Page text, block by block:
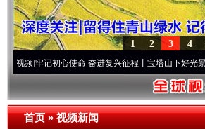
4
3
2
1
心使命 奋进复兴征程丨宝塔山下好光景..·[视频]因党
首页»视频新闻